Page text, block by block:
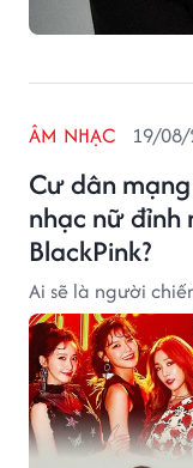
Cư dân
nhạc nữ đỉnh
BlackPink?
ÂM NHẠC 19/
Ai sẽ là người